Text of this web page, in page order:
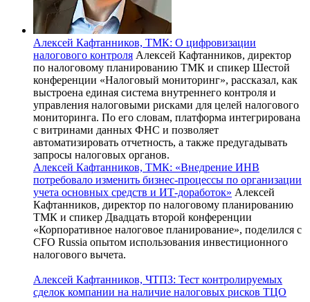
Алексей Кафтанников, ТМК: О цифровизации
налогового контроля Алексей Кафтанников, директор
по налоговому планированию ТМК и спикер Шестой
конференции «Налоговый мониторинг», рассказал, как
выстроена единая система внутреннего контроля и
управления налоговыми рисками для целей налогового
мониторинга. По его словам, платформа интегрирована
с витринами данных ФНС и позволяет
автоматизировать отчетность, а также предугадывать
запросы налоговых органов.
Алексей Кафтанников, ТМК: «Внедрение ИНВ
потребовало изменить бизнес-процессы по организации
учета основных средств и ИТ-доработок» Алексей
Кафтанников, директор по налоговому планированию
ТМК и спикер Двадцать второй конференции
«Корпоративное налоговое планирование», поделился с
CFO Russia опытом использования инвестиционного
налогового вычета.
Алексей Кафтанников, ЧТПЗ: Тест контролируемых
сделок компании на наличие налоговых рисков ТЦО